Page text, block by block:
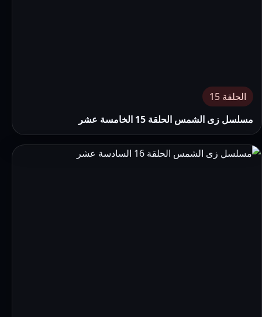
الحلقة 15
مسلسل زى الشمس الحلقة 15 الخامسة عشر